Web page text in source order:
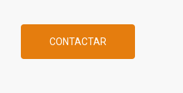
CONTACTAR